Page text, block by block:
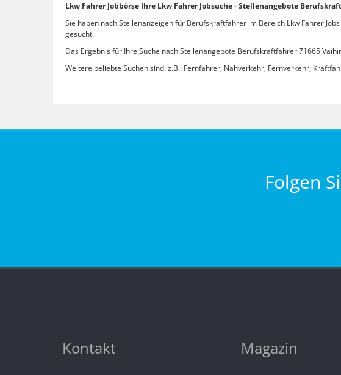
Lkw Fahrer Jobbörse Ihre Lkw Fahrer Jobsuche - Stellenangebote
Sie haben nach Stellenanzeigen für Berufskraftfahrer im Bereich Lkw Fahrer
gesucht.
Das Ergebnis für Ihre Suche nach Stellenangebote Berufskraftfahrer 71665
Weitere beliebte Suchen sind: z.B.: Fernfahrer, Nahverkehr, Fernverkehr,
Folgen
Kontakt Magazin